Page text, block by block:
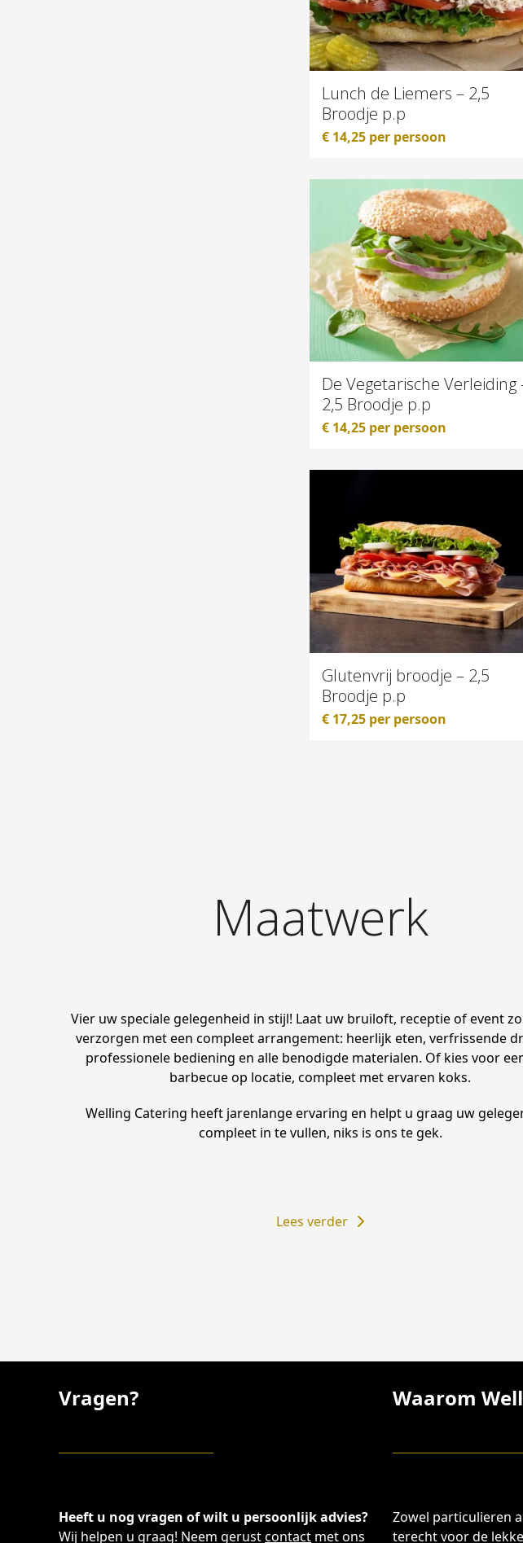
Lunch de Liemers – 2,5
Broodje p.p
€14,25per persoon
De Vegetarische Verleiding
2,5 Broodje p.p
€14,25per persoon
Glutenvrij broodje – 2,5
Broodje p.p
€17,25per persoon
Maatwerk
Vier uw speciale gelegenheid in stijl! Laat uw bruiloft, receptie of event
verzorgen met een compleet arrangement: heerlijk eten, verfrissende
professionele bediening en alle benodigde materialen. Of kies voor
barbecue op locatie, compleet met ervaren koks.
Welling Catering heeft jarenlange ervaring en helpt u graag uw
compleet in te vullen, niks is ons te gek.
Lees verder
Vragen?
Heeft u nog vragen of wilt u persoonlijk advies?
Wij helpen u graag! Neem gerustcontact met ons
Waarom
Zowel particulieren
terecht voor de